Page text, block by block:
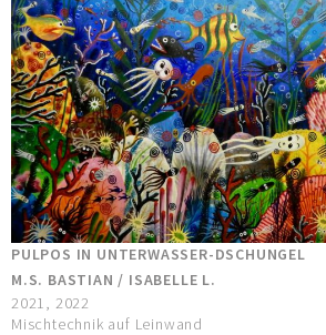
PULPOS IN UNTERWASSER-DSCHUNGEL
M.S. BASTIAN / ISABELLE L.
2021, 2022
Mischtechnik auf Leinwand